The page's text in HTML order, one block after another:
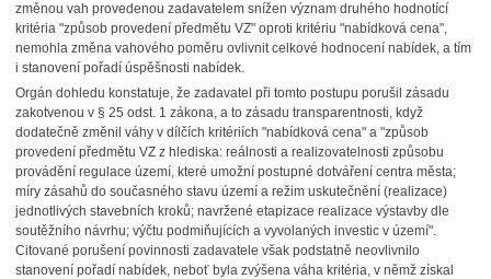
změnou vah provedenou zadavatelem snížen význam druhého hodnotící
kritéria "způsob provedení předmětu VZ" oproti kritériu "nabídková cena",
nemohla změna vahového poměru ovlivnit celkové hodnocení nabídek, a tím
i stanovení pořadí úspěšnosti nabídek.
Orgán dohledu konstatuje, že zadavatel při tomto postupu porušil zásadu
zakotvenou v § 25 odst. 1 zákona, a to zásadu transparentnosti, když
dodatečně změnil váhy v dílčích kritériích "nabídková cena" a "způsob
provedení předmětu VZ z hlediska: reálnosti a realizovatelnosti způsobu
provádění regulace území, které umožní postupné dotváření centra města;
míry zásahů do současného stavu území a režim uskutečnění (realizace)
jednotlivých stavebních kroků; navržené etapizace realizace výstavby dle
soutěžního návrhu; výčtu podmiňujících a vyvolaných investic v území".
Citované porušení povinnosti zadavatele však podstatně neovlivnilo
stanovení pořadí nabídek, neboť byla zvýšena váha kritéria, v němž získal